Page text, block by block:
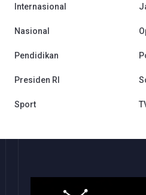
Internasional
Nasional
Pendidikan
Presiden RI
Sport